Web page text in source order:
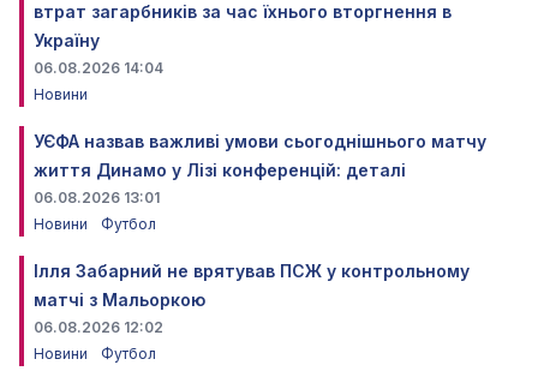
втрат загарбників за час їхнього вторгнення в
Україну
06.08.2026 14:04
Новини
УЄФА назвав важливі умови сьогоднішнього матчу
життя Динамо у Лізі конференцій: деталі
06.08.2026 13:01
Новини
Футбол
Ілля Забарний не врятував ПСЖ у контрольному
матчі з Мальоркою
06.08.2026 12:02
Новини
Футбол